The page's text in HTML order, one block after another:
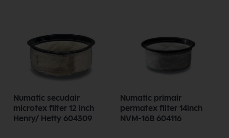
Numatic secudair
microtex filter 12 inch
Henry/ Hetty 604309
Numatic primair
permatex filter 14inch
NVM-16B 604116